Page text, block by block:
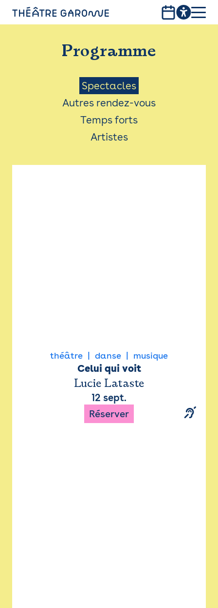
PROGRAMME
INFOS PRATIQUES
AVEC LES PUBLICS
ACCESSIBILITÉ
LES PRODUCTIONS
Programme
Menu
Saison
Spectacles
Autres rendez-vous
Temps forts
Artistes
théâtre danse musique
Celui qui voit
Lucie Lataste
12 sept.
Réserver